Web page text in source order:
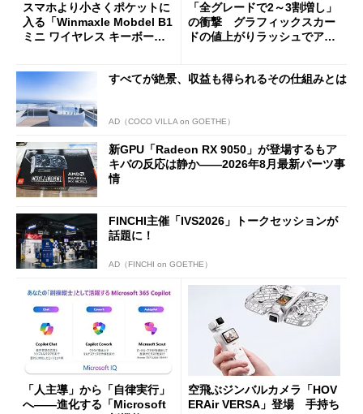
スマホより小さくポケットに
入る「Winmaxle Mobdel B1
ミニ ワイヤレス キーボー
「全グレードで2～3割増し」
の衝撃 グラフィックスカー
ドの値上がりラッシュでアキ
すべてが絶景、収益も得られるその仕組みとは
AD（COCO VILLA on GOETHE）
新GPU「Radeon RX 9050」が登場するもア
キバの反応は静か――2026年8月最新パーツ事
情
FINCHI主催「IVS2026」トークセッションが
話題に！
AD（FINCHI on GOETHE）
「人主導」から「自律実行」
へ――進化する「Microsoft
空飛ぶジンバルカメラ「HOV
ERAir VERSA」登場 手持ち